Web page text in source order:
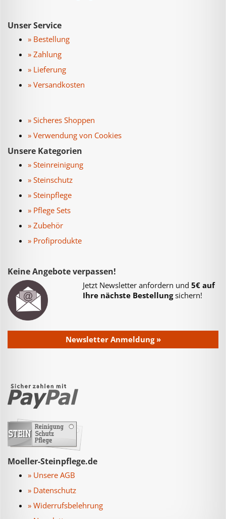
Unser Service
» Bestellung
» Zahlung
» Lieferung
» Versandkosten
» Sicheres Shoppen
» Verwendung von Cookies
Unsere Kategorien
» Steinreinigung
» Steinschutz
» Steinpflege
» Pflege Sets
» Zubehör
» Profiprodukte
Keine Angebote verpassen!
Jetzt Newsletter anfordern und5€ auf
Ihre nächste Bestellungsichern!
Newsletter Anmeldung »
Moeller-Steinpflege.de
» Unsere AGB
» Datenschutz
» Widerrufsbelehrung